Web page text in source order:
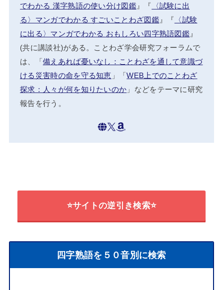
でわかる 漢字熟語の使い分け図鑑』『 〈試験に出
る〉マンガでわかる すごいことわざ図鑑』『 〈試験
に出る〉マンガでわかる おもしろい四字熟語図鑑 』
(共に講談社)がある。ことわざ学会研究フォーラムで
は、「備えあれば憂いなし：ことわざを通して意識づ
ける災害時の命を守る知恵 」「WEB上でのことわざ
探求：人々が何を知りたいのか 」などをテーマに研究
報告を行う。
⭐サイトの逆引き検索⭐
四字熟語を５０音別に検索